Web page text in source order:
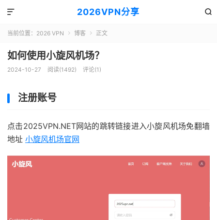
2026VPN分享 

当前位置： 2026 VPN  博客  正文
如何使用小旋风机场？
2024-10-27 阅读(1492) 评论(1)
注册账号
点击2025VPN.NET网站的跳转链接进入小旋风机场免翻墙
地址 小旋风机场官网